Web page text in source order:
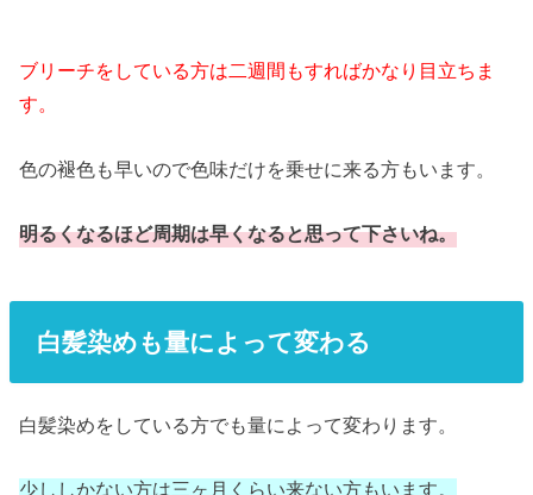
ブリーチをしている方は二週間もすればかなり目立ちま
す。
色の褪色も早いので色味だけを乗せに来る方もいます。
明るくなるほど周期は早くなると思って下さいね。
白髪染めも量によって変わる
白髪染めをしている方でも量によって変わります。
少ししかない方は三ヶ月くらい来ない方もいます。